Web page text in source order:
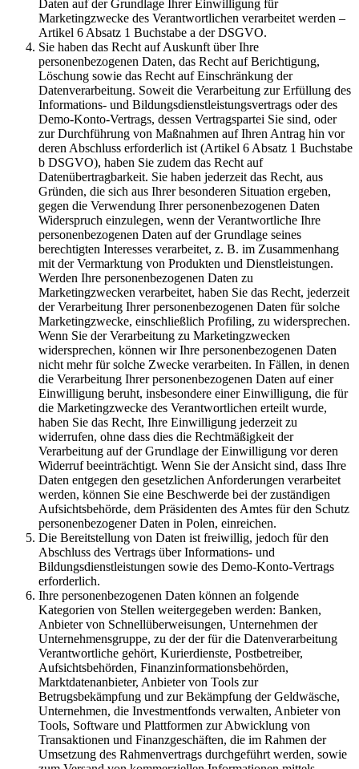
Daten auf der Grundlage Ihrer Einwilligung für
Marketingzwecke des Verantwortlichen verarbeitet werden –
Artikel 6 Absatz 1 Buchstabe a der DSGVO.
Sie haben das Recht auf Auskunft über Ihre
personenbezogenen Daten, das Recht auf Berichtigung,
Löschung sowie das Recht auf Einschränkung der
Datenverarbeitung. Soweit die Verarbeitung zur Erfüllung des
Informations- und Bildungsdienstleistungsvertrags oder des
Demo-Konto-Vertrags, dessen Vertragspartei Sie sind, oder
zur Durchführung von Maßnahmen auf Ihren Antrag hin vor
deren Abschluss erforderlich ist (Artikel 6 Absatz 1 Buchstabe
b DSGVO), haben Sie zudem das Recht auf
Datenübertragbarkeit. Sie haben jederzeit das Recht, aus
Gründen, die sich aus Ihrer besonderen Situation ergeben,
gegen die Verwendung Ihrer personenbezogenen Daten
Widerspruch einzulegen, wenn der Verantwortliche Ihre
personenbezogenen Daten auf der Grundlage seines
berechtigten Interesses verarbeitet, z. B. im Zusammenhang
mit der Vermarktung von Produkten und Dienstleistungen.
Werden Ihre personenbezogenen Daten zu
Marketingzwecken verarbeitet, haben Sie das Recht, jederzeit
der Verarbeitung Ihrer personenbezogenen Daten für solche
Marketingzwecke, einschließlich Profiling, zu widersprechen.
Wenn Sie der Verarbeitung zu Marketingzwecken
widersprechen, können wir Ihre personenbezogenen Daten
nicht mehr für solche Zwecke verarbeiten. In Fällen, in denen
die Verarbeitung Ihrer personenbezogenen Daten auf einer
Einwilligung beruht, insbesondere einer Einwilligung, die für
die Marketingzwecke des Verantwortlichen erteilt wurde,
haben Sie das Recht, Ihre Einwilligung jederzeit zu
widerrufen, ohne dass dies die Rechtmäßigkeit der
Verarbeitung auf der Grundlage der Einwilligung vor deren
Widerruf beeinträchtigt. Wenn Sie der Ansicht sind, dass Ihre
Daten entgegen den gesetzlichen Anforderungen verarbeitet
werden, können Sie eine Beschwerde bei der zuständigen
Aufsichtsbehörde, dem Präsidenten des Amtes für den Schutz
personenbezogener Daten in Polen, einreichen.
Die Bereitstellung von Daten ist freiwillig, jedoch für den
Abschluss des Vertrags über Informations- und
Bildungsdienstleistungen sowie des Demo-Konto-Vertrags
erforderlich.
Ihre personenbezogenen Daten können an folgende
Kategorien von Stellen weitergegeben werden: Banken,
Anbieter von Schnellüberweisungen, Unternehmen der
Unternehmensgruppe, zu der der für die Datenverarbeitung
Verantwortliche gehört, Kurierdienste, Postbetreiber,
Aufsichtsbehörden, Finanzinformationsbehörden,
Marktdatenanbieter, Anbieter von Tools zur
Betrugsbekämpfung und zur Bekämpfung der Geldwäsche,
Unternehmen, die Investmentfonds verwalten, Anbieter von
Tools, Software und Plattformen zur Abwicklung von
Transaktionen und Finanzgeschäften, die im Rahmen der
Umsetzung des Rahmenvertrags durchgeführt werden, sowie